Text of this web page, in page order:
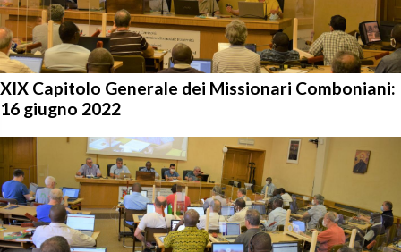
XIX Capitolo Generale dei Missionari Comboniani:
16 giugno 2022